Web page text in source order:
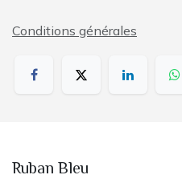
Conditions générales
Ruban Bleu